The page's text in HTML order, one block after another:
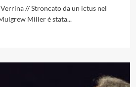
// Stroncato da un ictus nel
Miller è stata...